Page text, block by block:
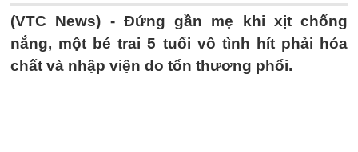
(VTC News) - Đứng gần mẹ khi xịt chống
nắng, một bé trai 5 tuổi vô tình hít phải hóa
chất và nhập viện do tổn thương phổi.